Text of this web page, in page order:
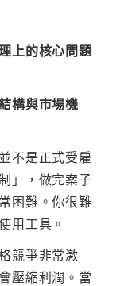
上的核心問題
構與市場機
不是正式受雇
」，做完案子
困難。你很難
用工具。
競爭非常激
壓縮利潤。當